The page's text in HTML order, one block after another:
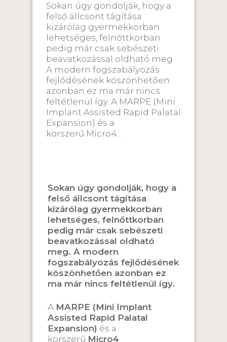
Sokan úgy gondolják, hogy a
felső állcsont tágítása
kizárólag gyermekkorban
lehetséges, felnőttkorban
pedig már csak sebészeti
beavatkozással oldható meg.
A modern fogszabályozás
fejlődésének köszönhetően
azonban ez ma már nincs
feltétlenül így. A MARPE (Mini
Implant Assisted Rapid Palatal
Expansion) és a
korszerű Micro4…
Sokan úgy gondolják, hogy a
felső állcsont tágítása
kizárólag gyermekkorban
lehetséges, felnőttkorban
pedig már csak sebészeti
beavatkozással oldható
meg. A modern
fogszabályozás fejlődésének
köszönhetően azonban ez
ma már nincs feltétlenül így.
A MARPE (Mini Implant
Assisted Rapid Palatal
Expansion) és a
korszerű Micro4